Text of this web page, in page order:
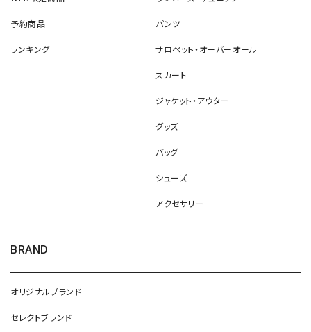
予約商品
ランキング
パンツ
サロペット・オーバーオール
スカート
ジャケット・アウター
グッズ
バッグ
シューズ
アクセサリー
BRAND
オリジナルブランド
セレクトブランド